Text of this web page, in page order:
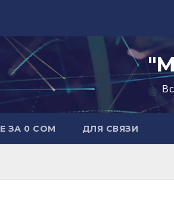
ЗА 0 СОМ ДЛЯ СВЯЗИ